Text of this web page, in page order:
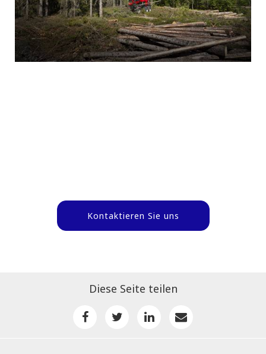
Kontaktieren Sie uns
Diese Seite teilen